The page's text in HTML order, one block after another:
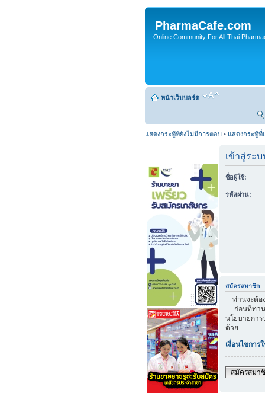
PharmaCafe.com
Online Community For All Thai
หน้าเว็บบอร์ด
แสดงกระทู้ที่ยังไม่มีการตอบ • แสดงกระทู้ที่
เข้าสู่ระบ
ชื่อผู้ใช้:
รหัสผ่าน:
สมัครสมาชิก
ท่านจะต้อ
ก่อนที่ท่าน
นโยบายกา
ด้วย
เงื่อนไขการ
สมัครสมา